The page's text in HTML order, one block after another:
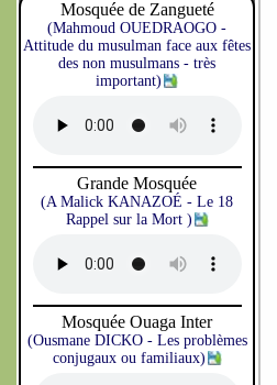
Mosquée de Zangueté
(Mahmoud OUEDRAOGO -
Attitude du musulman face aux fêtes
des non musulmans - très
important)
Grande Mosquée
(A Malick KANAZOÉ - Le 18
Rappel sur la Mort )
Mosquée Ouaga Inter
(Ousmane DICKO - Les problèmes
conjugaux ou familiaux)